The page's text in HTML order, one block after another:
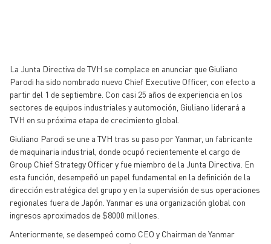
La Junta Directiva de TVH se complace en anunciar que Giuliano
Parodi ha sido nombrado nuevo Chief Executive Officer, con efecto a
partir del 1 de septiembre. Con casi 25 años de experiencia en los
sectores de equipos industriales y automoción, Giuliano liderará a
TVH en su próxima etapa de crecimiento global.
Giuliano Parodi se une a TVH tras su paso por Yanmar, un fabricante
de maquinaria industrial, donde ocupó recientemente el cargo de
Group Chief Strategy Officer y fue miembro de la Junta Directiva. En
esta función, desempeñó un papel fundamental en la definición de la
dirección estratégica del grupo y en la supervisión de sus operaciones
regionales fuera de Japón. Yanmar es una organización global con
ingresos aproximados de $8000 millones.
Anteriormente, se desempeó como CEO y Chairman de Yanmar